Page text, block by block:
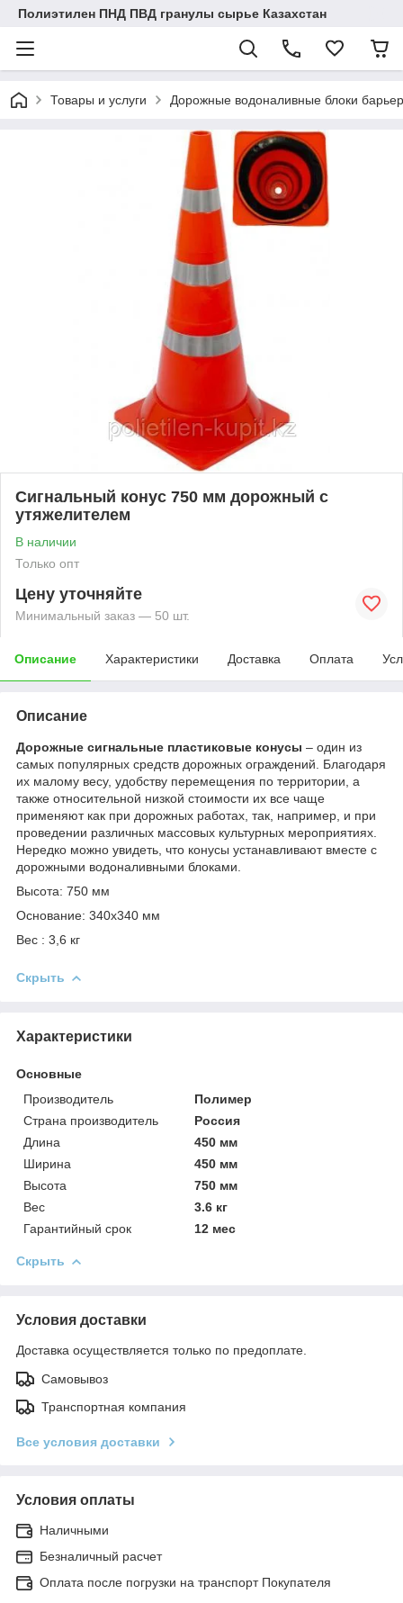
Полиэтилен ПНД ПВД гранулы сырье Казахстан
Товары и услуги Дорожные водоналивные блоки
Сигнальный конус 750 мм дорожный с
утяжелителем
В наличии
Только опт
Цену уточняйте
Минимальный заказ — 50 шт.
Описание Характеристики Доставка Оплата
Описание
Дорожные сигнальные пластиковые конусы – один из
самых популярных средств дорожных ограждений. Благодаря
их малому весу, удобству перемещения по территории, а
также относительной низкой стоимости их все чаще
применяют как при дорожных работах, так, например, и при
проведении различных массовых культурных мероприятиях.
Нередко можно увидеть, что конусы устанавливают вместе с
дорожными водоналивными блоками.
Высота: 750 мм
Основание: 340х340 мм
Вес : 3,6 кг
Скрыть
Характеристики
Основные
Производитель
Полимер
Страна производитель
Россия
Длина
450 мм
Ширина
450 мм
Высота
750 мм
Вес
3.6 кг
Гарантийный срок
12 мес
Скрыть
Условия доставки
Доставка осуществляется только по предоплате.
Самовывоз
Транспортная компания
Все условия доставки
Условия оплаты
Наличными
Безналичный расчет
Оплата после погрузки на транспорт Покупателя